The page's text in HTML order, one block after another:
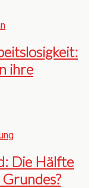
ihre
Die Hälfte